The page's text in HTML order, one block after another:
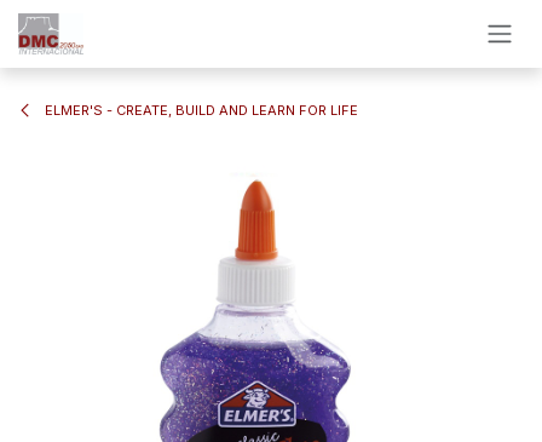
ELMER'S - CREATE, BUILD AND LEARN FOR LIFE